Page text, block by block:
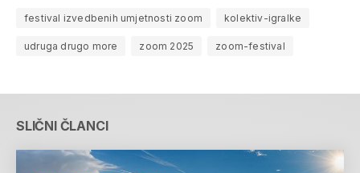
festival izvedbenih umjetnosti zoom kolektiv-igralke
udruga drugo more zoom 2025 zoom-festival
SLIČNI ČLANCI